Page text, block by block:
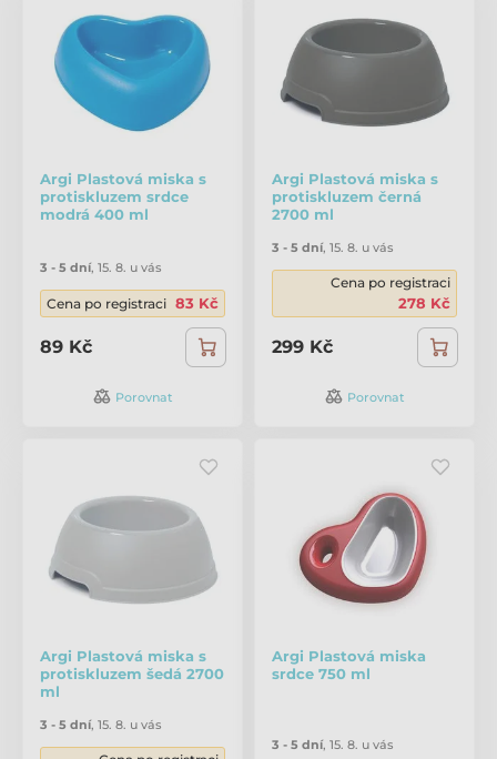
Argi Plastová miska s
protiskluzem srdce
modrá 400 ml
3 - 5 dní, 15. 8. u vás
Cena po registraci 83 Kč
89 Kč
Porovnat
Argi Plastová miska s
protiskluzem černá
2700 ml
3 - 5 dní, 15. 8. u vás
Cena po registraci
278 Kč
299 Kč
Porovnat
Argi Plastová miska s
protiskluzem šedá 2700
ml
3 - 5 dní, 15. 8. u vás
Argi Plastová miska
srdce 750 ml
3 - 5 dní, 15. 8. u vás